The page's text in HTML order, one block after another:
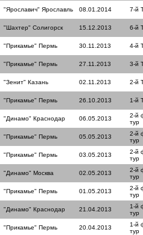
"Ярославич" Ярославль 08.01.2014 7-й
"Шахтер" Солигорск 15.12.2013 6-й
"Прикамье" Пермь 30.11.2013 4-й
"Прикамье" Пермь 27.11.2013 3-й
"Зенит" Казань 02.11.2013 2-й
"Прикамье" Пермь 26.10.2013 1-й
"Динамо" Краснодар 06.05.2013
2-й
тур
"Прикамье" Пермь 05.05.2013
2-й
тур
"Прикамье" Пермь 03.05.2013
2-й
тур
"Динамо" Москва 02.05.2013
2-й
тур
"Прикамье" Пермь 01.05.2013
2-й
тур
"Динамо" Краснодар 21.04.2013
1-й
тур
"Прикамье" Пермь 20.04.2013
1-й
тур